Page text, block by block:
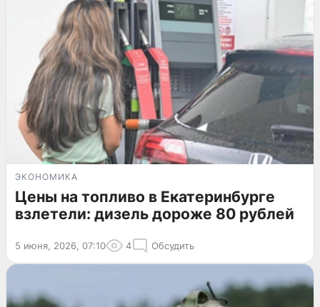
ЭКОНОМИКА
Цены на топливо в Екатеринбурге
взлетели: дизель дороже 80 рублей
5 июня, 2026, 07:10 4 Обсудить